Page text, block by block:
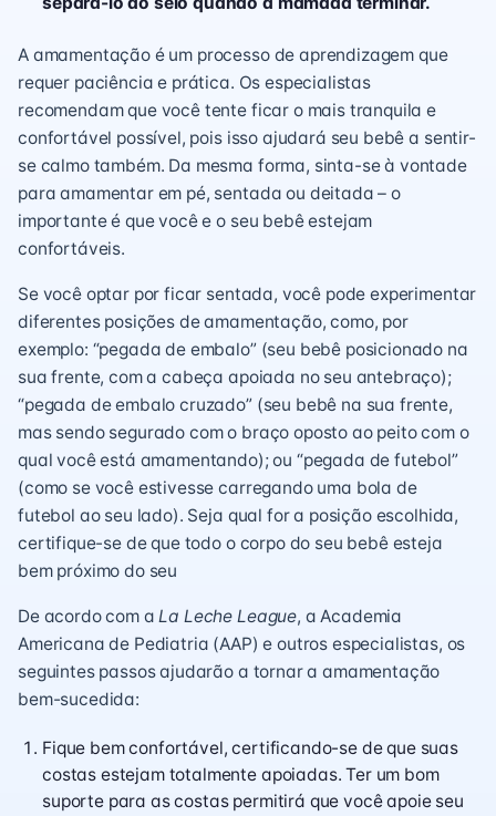
A amamentação é um processo de aprendizagem que
requer paciência e prática. Os especialistas
recomendam que você tente ficar o mais tranquila e
confortável possível, pois isso ajudará seu bebê a sentir-
se calmo também. Da mesma forma, sinta-se à vontade
para amamentar em pé, sentada ou deitada – o
importante é que você e o seu bebê estejam
confortáveis.
Se você optar por ficar sentada, você pode experimentar
diferentes posições de amamentação, como, por
exemplo: “pegada de embalo” (seu bebê posicionado na
sua frente, com a cabeça apoiada no seu antebraço);
“pegada de embalo cruzado” (seu bebê na sua frente,
mas sendo segurado com o braço oposto ao peito com o
qual você está amamentando); ou “pegada de futebol”
(como se você estivesse carregando uma bola de
futebol ao seu lado). Seja qual for a posição escolhida,
certifique-se de que todo o corpo do seu bebê esteja
bem próximo do seu
De acordo com aLa Leche League, a Academia
Americana de Pediatria (AAP) e outros especialistas, os
seguintes passos ajudarão a tornar a amamentação
bem-sucedida:
Fique bem confortável, certificando-se de que suas
costas estejam totalmente apoiadas. Ter um bom
suporte para as costas permitirá que você apoie seu